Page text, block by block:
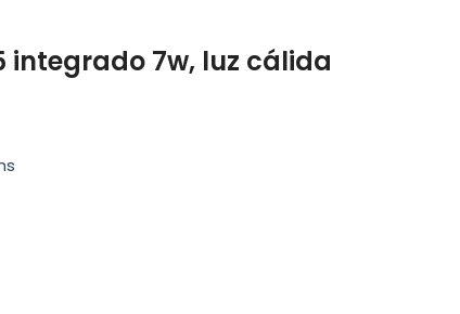
integrado 7w, luz cálida